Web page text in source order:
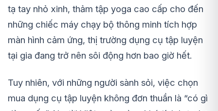
tạ tay nhỏ xinh, thảm tập yoga cao cấp cho đến
những chiếc máy chạy bộ thông minh tích hợp
màn hình cảm ứng, thị trường dụng cụ tập luyện
tại gia đang trở nên sôi động hơn bao giờ hết.
Tuy nhiên, với những người sành sỏi, việc chọn
mua dụng cụ tập luyện không đơn thuần là “có gì